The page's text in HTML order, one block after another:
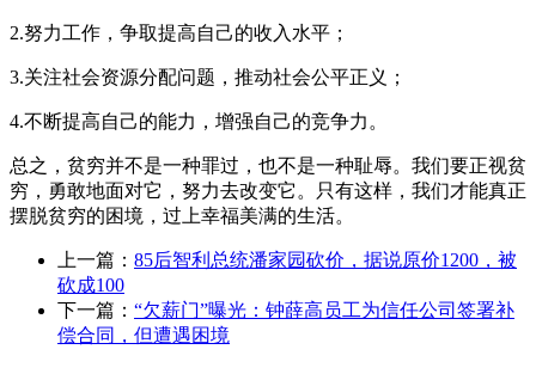
2.努力工作，争取提高自己的收入水平；
3.关注社会资源分配问题，推动社会公平正义；
4.不断提高自己的能力，增强自己的竞争力。
总之，贫穷并不是一种罪过，也不是一种耻辱。我们要正视贫
穷，勇敢地面对它，努力去改变它。只有这样，我们才能真正
摆脱贫穷的困境，过上幸福美满的生活。
上一篇： 85后智利总统潘家园砍价，据说原价1200，被
砍成100
下一篇： “欠薪门”曝光：钟薛高员工为信任公司签署补
偿合同，但遭遇困境